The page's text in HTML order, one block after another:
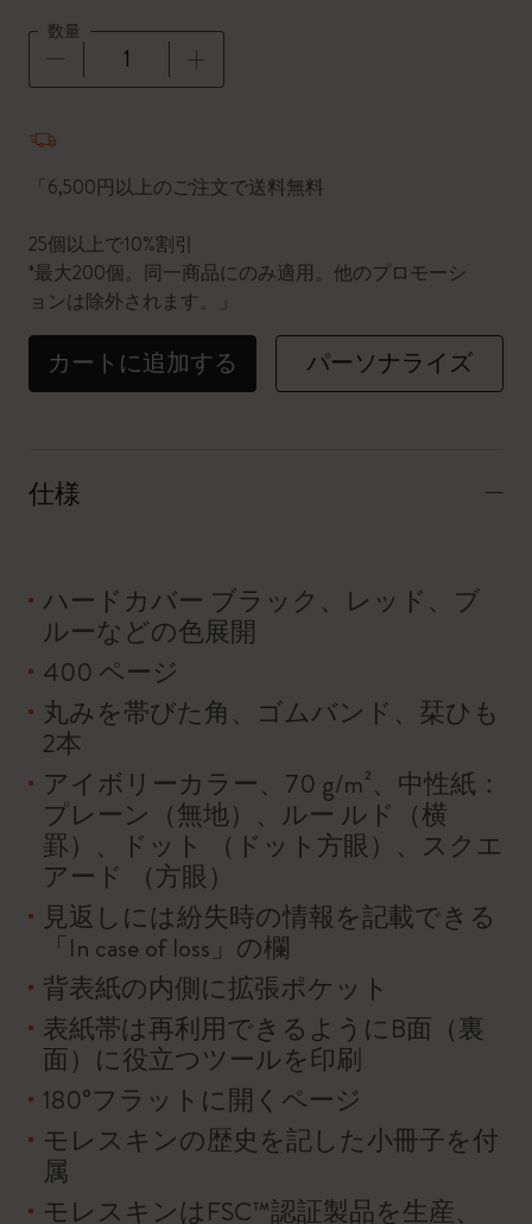
数量
「6,500円以上のご注文で送料無料
25個以上で10%割引
*最大200個。同一商品にのみ適用。他のプロモーシ
ョンは除外されます。」
カートに追加する パーソナライズ
仕様
ハードカバー ブラック、レッド、ブ
ルーなどの色展開
400 ページ
丸みを帯びた角、ゴムバンド、栞ひも
2本
アイボリーカラー、70 g/m²、中性紙：
プレーン（無地）、ルー ルド（横
罫）、ドット （ドット方眼）、スクエ
アード （方眼）
見返しには紛失時の情報を記載できる
「In case of loss」の欄
背表紙の内側に拡張ポケット
表紙帯は再利用できるようにB面（裏
面）に役立つツールを印刷
180°フラットに開くページ
モレスキンの歴史を記した小冊子を付
属
モレスキンはFSC™認証製品を生産、